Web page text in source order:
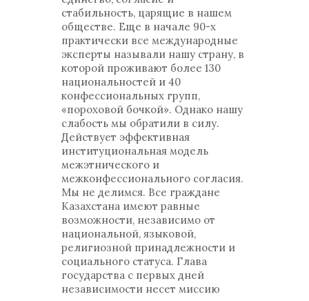
стабильность, царящие в нашем
обществе. Еще в начале 90-х
практически все международные
эксперты называли нашу страну, в
которой проживают более 130
национальностей и 40
конфессиональных групп,
«пороховой бочкой». Однако нашу
слабость мы обратили в силу.
Действует эффективная
институциональная модель
межэтнического и
межконфессионального согласия.
Мы не делимся. Все граждане
Казахстана имеют равные
возможности, независимо от
национальной, языковой,
религиозной принадлежности и
социального статуса. Глава
государства с первых дней
независимости несет миссию